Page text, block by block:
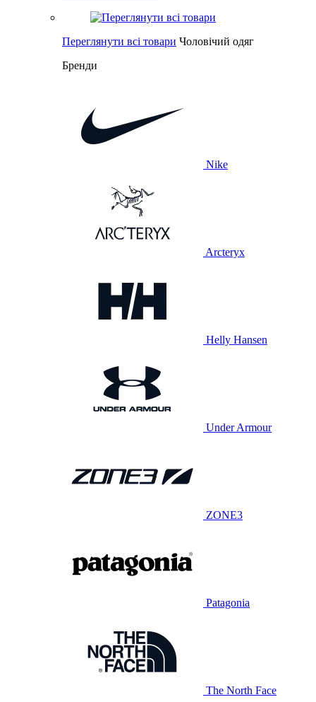
Переглянути всі товари Чоловічий одяг
Бренди
Nike
Arcteryx
Helly Hansen
Under Armour
ZONE3
Patagonia
The North Face